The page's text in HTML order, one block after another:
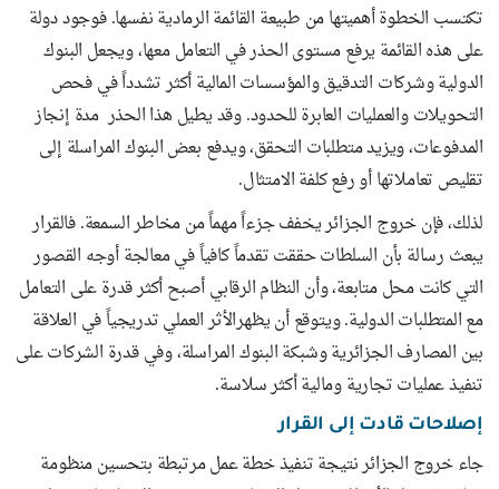
تكتسب الخطوة أهميتها من طبيعة القائمة الرمادية نفسها. فوجود دولة
على هذه القائمة يرفع مستوى الحذر في التعامل معها، ويجعل البنوك
الدولية وشركات التدقيق والمؤسسات المالية أكثر تشدداً في فحص
التحويلات والعمليات العابرة للحدود. وقد يطيل هذا الحذر مدة إنجاز
المدفوعات، ويزيد متطلبات التحقق، ويدفع بعض البنوك المراسلة إلى
تقليص تعاملاتها أو رفع كلفة الامتثال.
لذلك، فإن خروج الجزائر يخفف جزءاً مهماً من مخاطر السمعة. فالقرار
يبعث رسالة بأن السلطات حققت تقدماً كافياً في معالجة أوجه القصور
التي كانت محل متابعة، وأن النظام الرقابي أصبح أكثر قدرة على التعامل
مع المتطلبات الدولية. ويتوقع أن يظهرالأثر العملي تدريجياً في العلاقة
بين المصارف الجزائرية وشبكة البنوك المراسلة، وفي قدرة الشركات على
تنفيذ عمليات تجارية ومالية أكثر سلاسة.
إصلاحات قادت إلى القرار
جاء خروج الجزائر نتيجة تنفيذ خطة عمل مرتبطة بتحسين منظومة